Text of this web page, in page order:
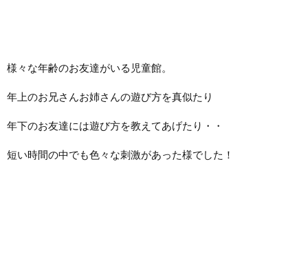
様々な年齢のお友達がいる児童館。
年上のお兄さんお姉さんの遊び方を真似たり
年下のお友達には遊び方を教えてあげたり・・
短い時間の中でも色々な刺激があった様でした！